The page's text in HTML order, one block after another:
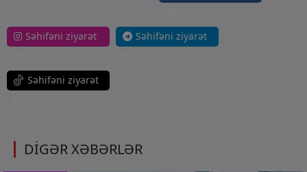
Səhifəni ziyarət
Səhifəni ziyarət
Səhifəni ziyarət
DİGƏR XƏBƏRLƏR